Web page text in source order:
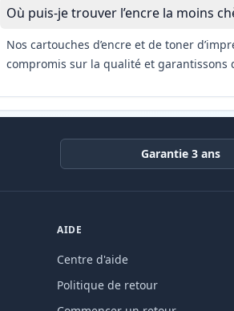
Où puis-je trouver l’encre la moins
Nos cartouches d’encre et de toner
compromis sur la qualité et garantissons
Garantie 3 ans
AIDE
Centre d'aide
Politique de retour